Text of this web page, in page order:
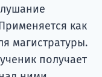
как
магистратуры.
получает